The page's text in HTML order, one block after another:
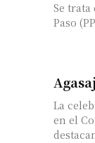
Se
Paso
La
en el